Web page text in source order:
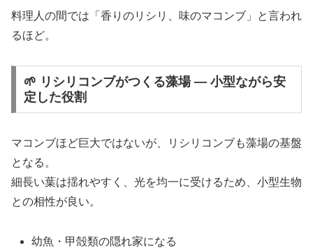
料理人の間では「香りのリシリ、味のマコンブ」と言われ
るほど。
🌱 リシリコンブがつくる藻場 ― 小型ながら安
定した役割
マコンブほど巨大ではないが、リシリコンブも藻場の基盤
となる。
細長い葉は揺れやすく、光を均一に受けるため、小型生物
との相性が良い。
幼魚・甲殻類の隠れ家になる